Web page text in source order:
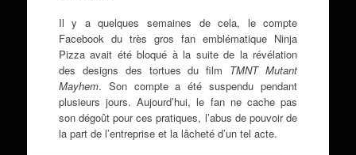
Il y a quelques semaines de cela, le compte
Facebook du très gros fan emblématique Ninja
Pizza avait été bloqué à la suite de la révélation
des designs des tortues du film TMNT Mutant
Mayhem. Son compte a été suspendu pendant
plusieurs jours. Aujourd’hui, le fan ne cache pas
son dégoût pour ces pratiques, l’abus de pouvoir de
la part de l’entreprise et la lâcheté d’un tel acte.